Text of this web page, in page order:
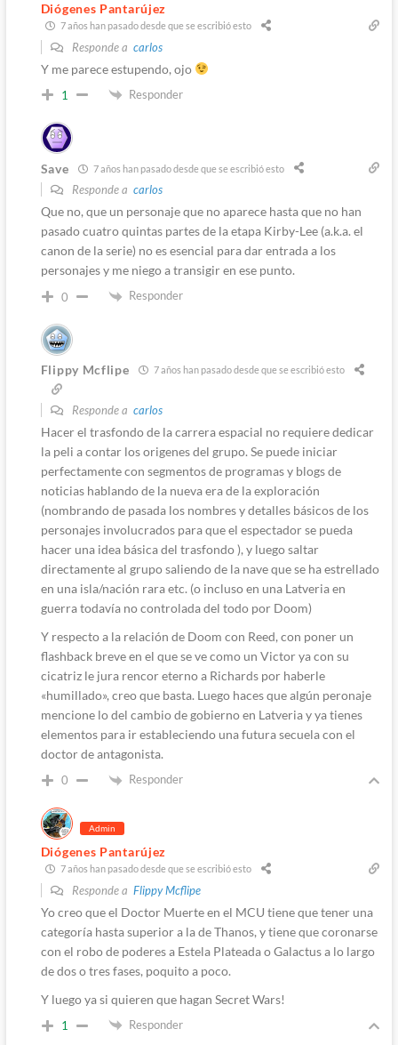
Diógenes Pantarújez
7 años han pasado desde que se escribió esto
Responde a carlos
Y me parece estupendo, ojo
1 Responder
Save 7 años han pasado desde que se escribió esto
Responde a carlos
Que no, que un personaje que no aparece hasta que no han
pasado cuatro quintas partes de la etapa Kirby-Lee (a.k.a. el
canon de la serie) no es esencial para dar entrada a los
personajes y me niego a transigir en ese punto.
0 Responder
Flippy Mcflipe 7 años han pasado desde que se escribió esto
Responde a carlos
Hacer el trasfondo de la carrera espacial no requiere dedicar
la peli a contar los origenes del grupo. Se puede iniciar
perfectamente con segmentos de programas y blogs de
noticias hablando de la nueva era de la exploración
(nombrando de pasada los nombres y detalles básicos de los
personajes involucrados para que el espectador se pueda
hacer una idea básica del trasfondo ), y luego saltar
directamente al grupo saliendo de la nave que se ha estrellado
en una isla/nación rara etc. (o incluso en una Latveria en
guerra todavía no controlada del todo por Doom)
Y respecto a la relación de Doom con Reed, con poner un
flashback breve en el que se ve como un Victor ya con su
cicatriz le jura rencor eterno a Richards por haberle
«humillado», creo que basta. Luego haces que algún peronaje
mencione lo del cambio de gobierno en Latveria y ya tienes
elementos para ir estableciendo una futura secuela con el
doctor de antagonista.
0 Responder
Admin
Diógenes Pantarújez
7 años han pasado desde que se escribió esto
Responde a Flippy Mcflipe
Yo creo que el Doctor Muerte en el MCU tiene que tener una
categoría hasta superior a la de Thanos, y tiene que coronarse
con el robo de poderes a Estela Plateada o Galactus a lo largo
de dos o tres fases, poquito a poco.
Y luego ya si quieren que hagan Secret Wars!
1 Responder